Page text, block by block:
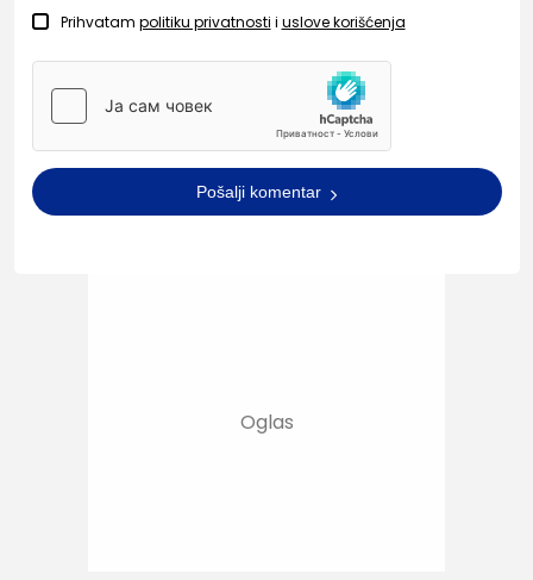
Prihvatam politiku privatnosti i uslove korišćenja
Pošalji komentar